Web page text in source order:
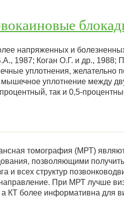
напряженных и
1987; Коган О.Г. и др., 1988;
уплотнения, желательно
уплотнение между
так и 0,5-
томография (МРТ)
позволяющими
и всех структур
При МРТ лучше
КТ более информативна для